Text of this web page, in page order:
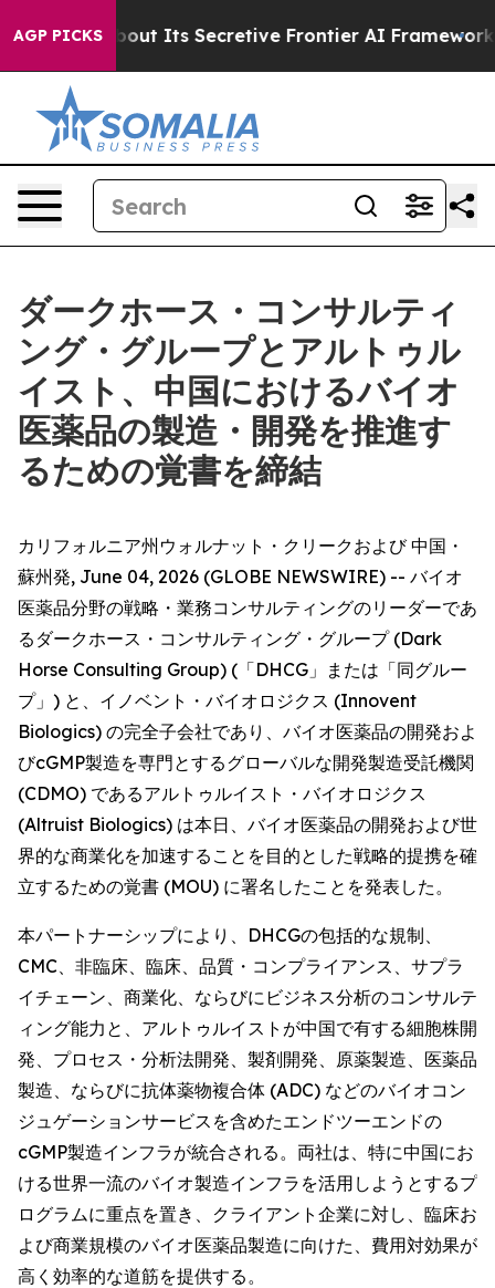
AGP PICKSAbout Its Secretive Frontier AI Framework The
ダークホース・コンサルティ
ング・グループとアルトゥル
イスト、中国におけるバイオ
医薬品の製造・開発を推進す
るための覚書を締結
カリフォルニア州ウォルナット・クリークおよび 中国・
蘇州発, June 04, 2026 (GLOBE NEWSWIRE) -- バイオ
医薬品分野の戦略・業務コンサルティングのリーダーであ
るダークホース・コンサルティング・グループ (Dark
Horse Consulting Group) (「DHCG」または「同グルー
プ」) と、イノベント・バイオロジクス (Innovent
Biologics) の完全子会社であり、バイオ医薬品の開発およ
びcGMP製造を専門とするグローバルな開発製造受託機関
(CDMO) であるアルトゥルイスト・バイオロジクス
(Altruist Biologics) は本日、バイオ医薬品の開発および世
界的な商業化を加速することを目的とした戦略的提携を確
立するための覚書 (MOU) に署名したことを発表した。
本パートナーシップにより、DHCGの包括的な規制、
CMC、非臨床、臨床、品質・コンプライアンス、サプラ
イチェーン、商業化、ならびにビジネス分析のコンサルテ
ィング能力と、アルトゥルイストが中国で有する細胞株開
発、プロセス・分析法開発、製剤開発、原薬製造、医薬品
製造、ならびに抗体薬物複合体 (ADC) などのバイオコン
ジュゲーションサービスを含めたエンドツーエンドの
cGMP製造インフラが統合される。両社は、特に中国にお
ける世界一流のバイオ製造インフラを活用しようとするプ
ログラムに重点を置き、クライアント企業に対し、臨床お
よび商業規模のバイオ医薬品製造に向けた、費用対効果が
高く効率的な道筋を提供する。